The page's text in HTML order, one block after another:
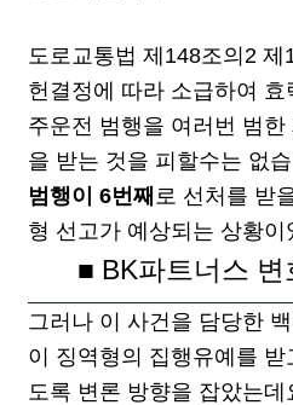
도로교통법 제148조의2
헌결정에 따라 소급하여
주운전 범행을 여러번 범
을 받는 것을 피할수는 없
범행이 6번째 로 선처를 받
형 선고가 예상되는 상황이
■ BK파트너스 변
그러나 이 사건을 담당한
이 징역형의 집행유예를
도록 변론 방향을 잡았는